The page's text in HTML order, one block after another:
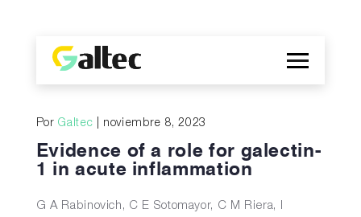
Empresa
Descubrimientos
Programas
EN
PorGaltec | noviembre 8, 2023
Evidence of a role for galectin-
1 in acute inflammation
G A Rabinovich, C E Sotomayor, C M Riera, I